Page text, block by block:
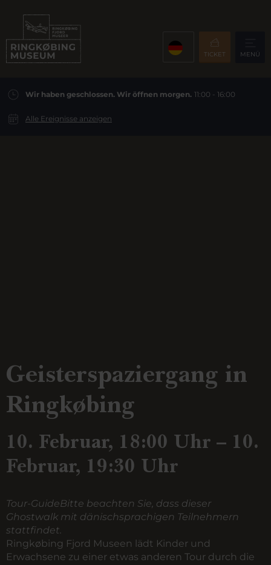
TICKET MENÜ
Wir haben geschlossen. Wir öffnen morgen. 11:00 - 16:00
Alle Ereignisse anzeigen
Geisterspaziergang in
Ringkøbing
10. Februar, 18:00 Uhr – 10.
Februar, 19:30 Uhr
Tour-GuideBitte beachten Sie, dass dieser
Ghostwalk mit dänischsprachigen Teilnehmern
stattfindet.
Ringkøbing Fjord Museen lädt Kinder und
Erwachsene zu einer etwas anderen Tour durch die